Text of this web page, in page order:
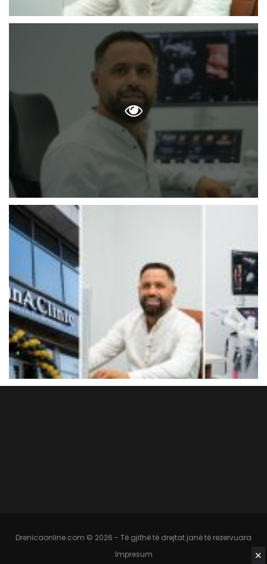
Drenicaonline.com © 2026 - Të gjithë të drejtat janë të rezervuara
Impresum
✕